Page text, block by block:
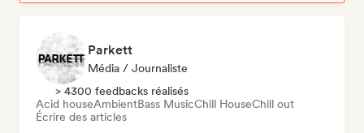
Parkett
Média / Journaliste
> 4300 feedbacks réalisés
Acid houseAmbientBass MusicChill HouseChill out
Écrire des articles